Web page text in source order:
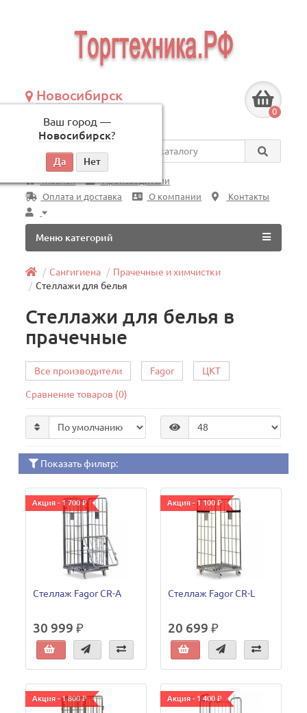
Новосибирск
Ваш город —
Новосибирск?
по будням, с 09:00 до 18:00
0
Везде
Главная
Производители
Оплата и доставка
О компании Контакты
Меню категорий
Сангигиена
Прачечные и химчистки
Стеллажи для белья
Стеллажи для белья в
прачечные
Все производители Fagor ЦКТ
Сравнение товаров (0)
Показать фильтр:
Акция - 1 700 ₽
Стеллаж Fagor CR-A
30 999 ₽
Акция - 1 100 ₽
Стеллаж Fagor CR-L
20 699 ₽
Акция - 1 800 ₽ Акция - 1 400 ₽